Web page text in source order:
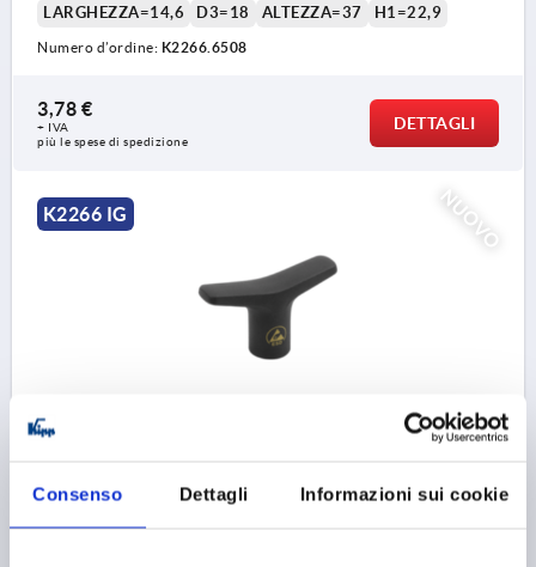
Consenso Dettagli Informazioni sui cookie
LARGHEZZA=14,6
D3=18 ALTEZZA=37 H1=22,9
Numero d’ordine: K2266.6508
3,78 €
+ IVA
più le spese di spedizione
DETTAGLI
NUOVO
K2266 IG
IMPUGNATURA A T ANTISTATICO, A=75, FILETTATURA
INTERNA D=M08, B=18,4, H=41, FORMA:K, RESINA
FILETTATURA=M8
ALTEZZA DI FILETTATURA=14